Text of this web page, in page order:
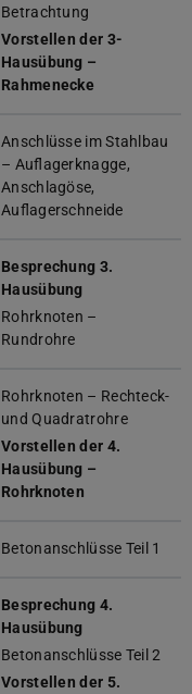
Betrachtung
Vorstellen der 3-
Hausübung –
Rahmenecke
Anschlüsse im Stahlbau
– Auflagerknagge,
Anschlagöse,
Auflagerschneide
Besprechung 3.
Hausübung
Rohrknoten –
Rundrohre
Rohrknoten – Rechteck-
und Quadratrohre
Vorstellen der 4.
Hausübung –
Rohrknoten
Betonanschlüsse Teil 1
Besprechung 4.
Hausübung
Betonanschlüsse Teil 2
Vorstellen der 5.